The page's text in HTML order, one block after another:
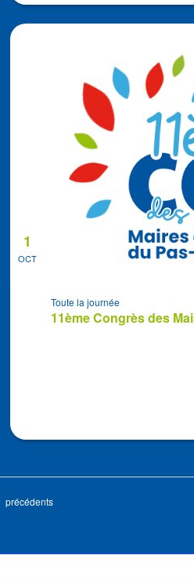
OCT
1
11ème Congrès des
Toute la journée
Évènements
précédents